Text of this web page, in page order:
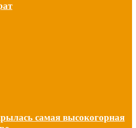
самая высокогорная